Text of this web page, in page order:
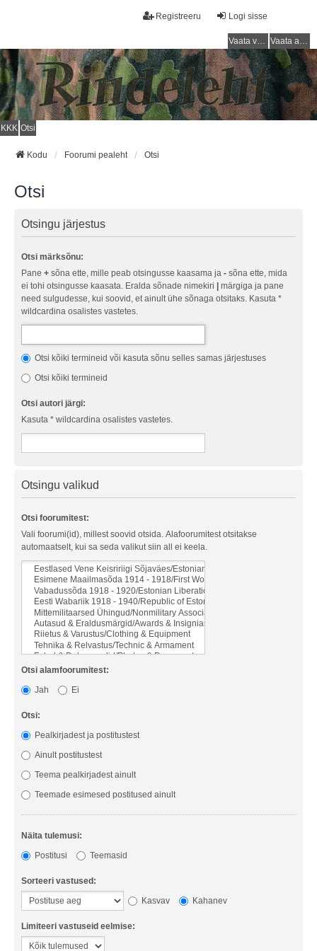
Logi sisse
Registreeru
Vaata vastamata teemasi Vaata aktiivseid teemasid
KKK Otsi
Kodu Foorumi pealeht Otsi
Otsi
Otsingu järjestus
Otsi märksõnu:
Pane + sõna ette, mille peab otsingusse kaasama ja - sõna ette, mida
ei tohi otsingusse kaasata. Eralda sõnade nimekiri
märgiga ja pane
need sulgudesse, kui soovid, et ainult ühe sõnaga otsitaks. Kasuta *
wildcardina osalistes vastetes.
Otsi kõiki termineid või kasuta sõnu selles samas järjestuses
Otsi kõiki termineid
Otsi autori järgi:
Kasuta * wildcardina osalistes vastetes.
Otsingu valikud
Otsi foorumitest:
Vali foorumi(id), millest soovid otsida. Alafoorumitest otsitakse
automaatselt, kui sa seda valikut siin all ei keela.
Otsi alamfoorumitest:
Jah
Ei
Otsi:
Pealkirjadest ja postitustest
Ainult postitustest
Teema pealkirjadest ainult
Teemade esimesed postitused ainult
Näita tulemusi:
Postitusi
Teemasid
Sorteeri vastused:
Kasvav
Kahanev
Limiteeri vastuseid eelmise: